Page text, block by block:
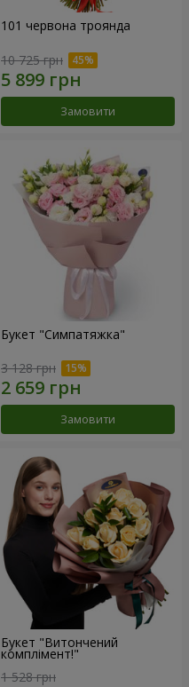
101 червона троянда
10 725 грн
Замовити
Букет "Симпатяжка"
3 128 грн
Замовити
Букет "Витончений
комплімент!"
1 528 грн